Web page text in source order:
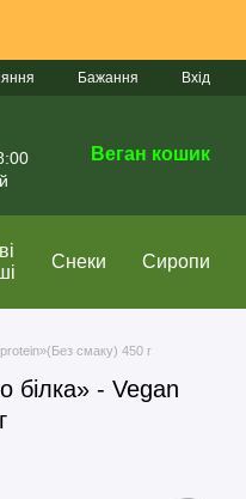
Бажання Вхід
Веган кошик
Снеки Сиропи
protein»(Без смаку) 450 г
білка» - Vegan